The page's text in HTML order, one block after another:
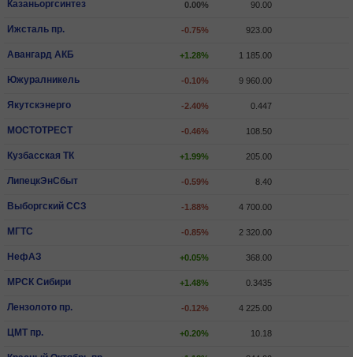
Казаньоргсинтез 0.00% 90.00
Ижсталь пр. -0.75% 923.00
Авангард АКБ +1.28% 1 185.00
Южуралникель -0.10% 9 960.00
Якутскэнерго -2.40% 0.447
МОСТОТРЕСТ -0.46% 108.50
Кузбасская ТК +1.99% 205.00
ЛипецкЭнСбыт -0.59% 8.40
Выборгский ССЗ -1.88% 4 700.00
МГТС -0.85% 2 320.00
НефАЗ +0.05% 368.00
МРСК Сибири +1.48% 0.3435
Лензолото пр. -0.12% 4 225.00
ЦМТ пр. +0.20% 10.18